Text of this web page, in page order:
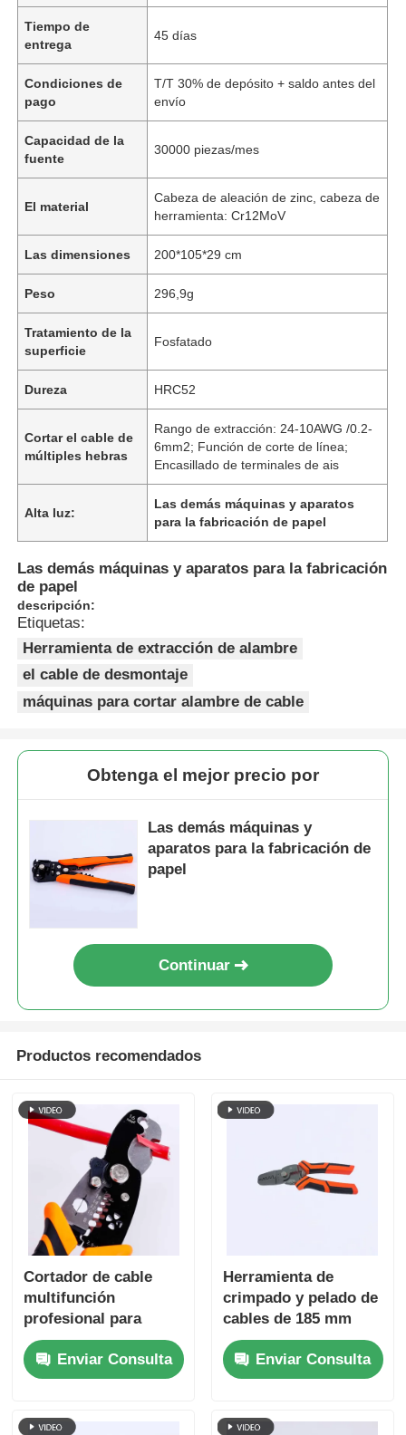
Productos
Visita a la fábrica
Control de Calidad
Contacto
noticias
Solicitar una cotización
Alicates de la combinación
Tiempo de
entrega
45 días
Condiciones de
pago
T/T 30% de depósito + saldo antes del
envío
Capacidad de la
fuente
30000 piezas/mes
El material
Cabeza de aleación de zinc, cabeza de
herramienta: Cr12MoV
Las dimensiones 200*105*29 cm
Peso 296,9g
Tratamiento de la
superficie
Fosfatado
Dureza HRC52
Cortar el cable de
múltiples hebras
Rango de extracción: 24-10AWG /0.2-
6mm2; Función de corte de línea;
Encasillado de terminales de ais
Alta luz:
Las demás máquinas y aparatos
para la fabricación de papel
Las demás máquinas y aparatos para la fabricación
de papel
descripción:
Etiquetas:
Herramienta de extracción de alambre
el cable de desmontaje
máquinas para cortar alambre de cable
Obtenga el mejor precio por
Las demás máquinas y
aparatos para la fabricación de
papel
Continuar
Productos recomendados
Cortador de cable
multifunción
profesional para
trabajos eléctricos
Enviar Consulta
Herramienta de
crimpado y pelado de
cables de 185 mm
4Cr13 ANSI HRC 51-
55
Enviar Consulta